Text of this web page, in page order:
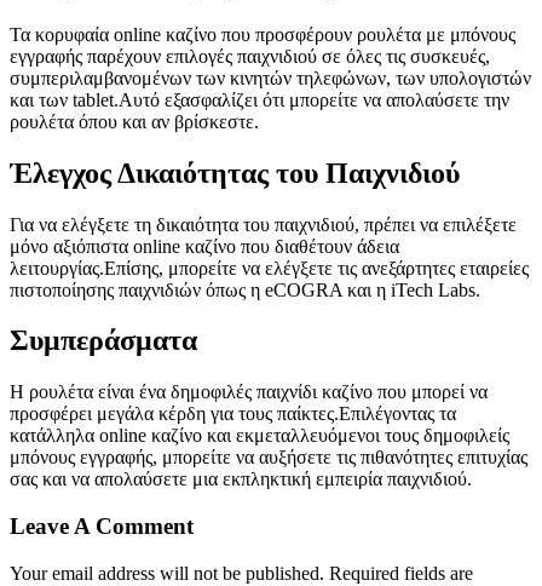
Τα κορυφαία online καζίνο που προσφέρουν ρουλέτα με μπόνους
εγγραφής παρέχουν επιλογές παιχνιδιού σε όλες τις συσκευές,
συμπεριλαμβανομένων των κινητών τηλεφώνων, των υπολογιστών
και των tablet.Αυτό εξασφαλίζει ότι μπορείτε να απολαύσετε την
ρουλέτα όπου και αν βρίσκεστε.
Έλεγχος Δικαιότητας του Παιχνιδιού
Για να ελέγξετε τη δικαιότητα του παιχνιδιού, πρέπει να επιλέξετε
μόνο αξιόπιστα online καζίνο που διαθέτουν άδεια
λειτουργίας.Επίσης, μπορείτε να ελέγξετε τις ανεξάρτητες εταιρείες
πιστοποίησης παιχνιδιών όπως η eCOGRA και η iTech Labs.
Συμπεράσματα
Η ρουλέτα είναι ένα δημοφιλές παιχνίδι καζίνο που μπορεί να
προσφέρει μεγάλα κέρδη για τους παίκτες.Επιλέγοντας τα
κατάλληλα online καζίνο και εκμεταλλευόμενοι τους δημοφιλείς
μπόνους εγγραφής, μπορείτε να αυξήσετε τις πιθανότητες επιτυχίας
σας και να απολαύσετε μια εκπληκτική εμπειρία παιχνιδιού.
Leave A Comment
Your email address will not be published. Required fields are